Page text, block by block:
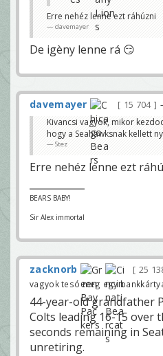
Erre nehéz lenne ezt ráhúzni
davemayer
De igèny lenne rá 😏
davemayer 15 704
Kivancsi vagyok, mikor
hogy a Seahawksnak kellett
Stez
Erre nehéz lenne ezt
BEARS BABY!
Sir Alex immortal
zacknorb 25
vagyok tesó meg egy
44-year-old grandfather
Colts leading 16-15 over
seconds remaining in
unretiring.